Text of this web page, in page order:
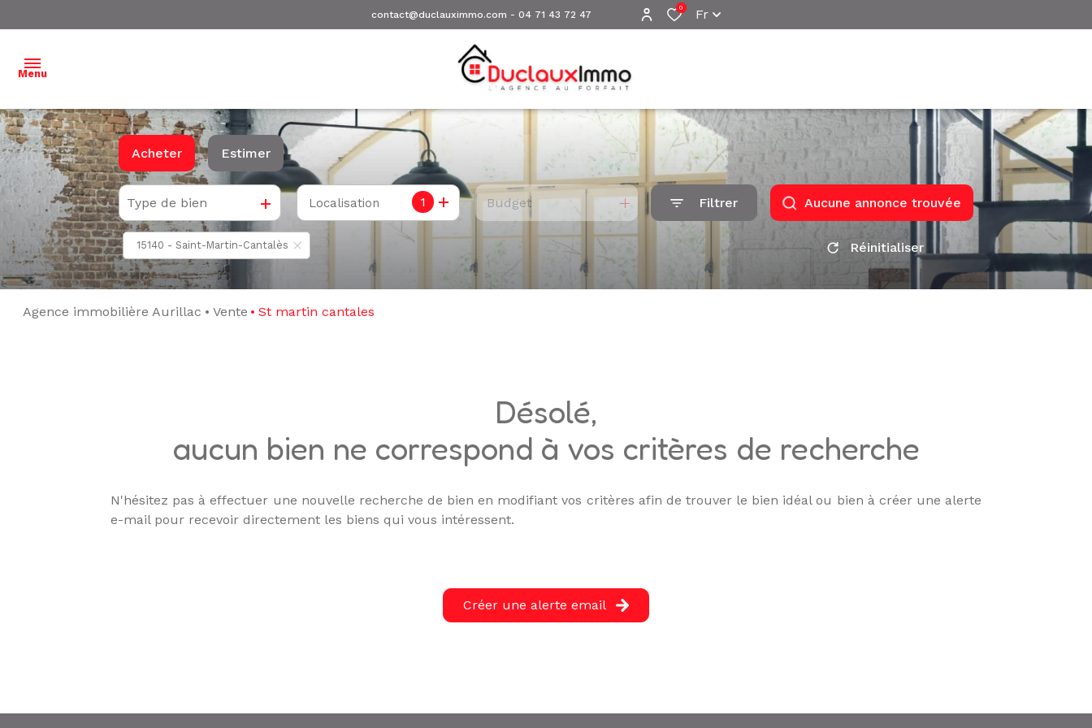
contact@duclauximmo.com -04 71 43 72 47
0 Fr
Menu
ACCUEIL
NOS
BIENS À
VENDRE
NOS
BIENS
VENDUS
Acheter
De l'ancien
Estimer
Type de bien 1
Localisation Budget Filtrer Aucune annonce trouvée
15140 - Saint-Martin-Cantalès Réinitialiser
Agence immobilière Aurillac Vente St martin cantales
désolé,
aucun bien ne correspond à vos critères de recherche
N'hésitez pas à effectuer une nouvelle recherche de bien en modifiant vos critères afin de trouver le bien idéal ou bien à créer une alerte
e-mail pour recevoir directement les biens qui vous intéressent.
Créer une alerte email